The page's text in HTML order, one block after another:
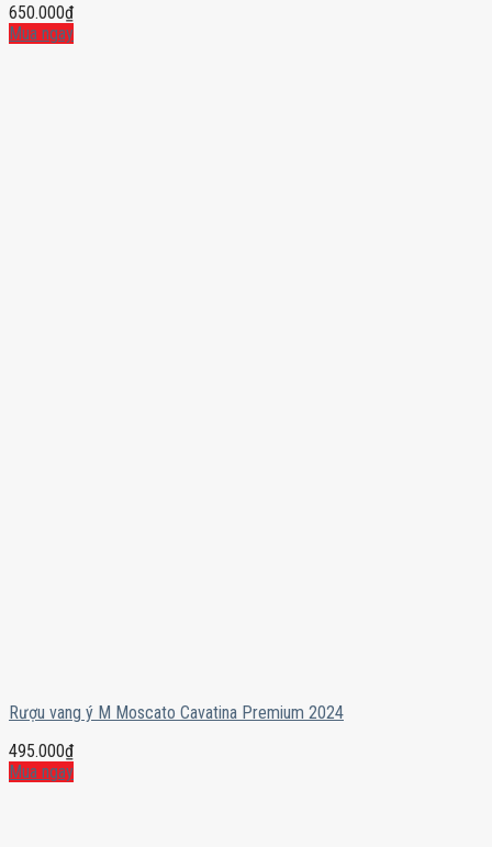
650.000₫
Mua ngay
Rượu vang ý M Moscato Cavatina Premium 2024
495.000₫
Mua ngay